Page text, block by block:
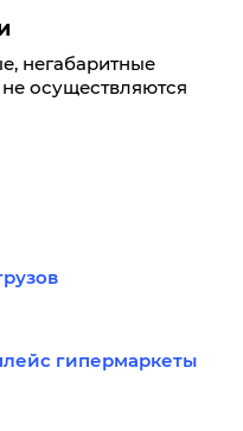
негабаритные
осуществляются
гипермаркеты